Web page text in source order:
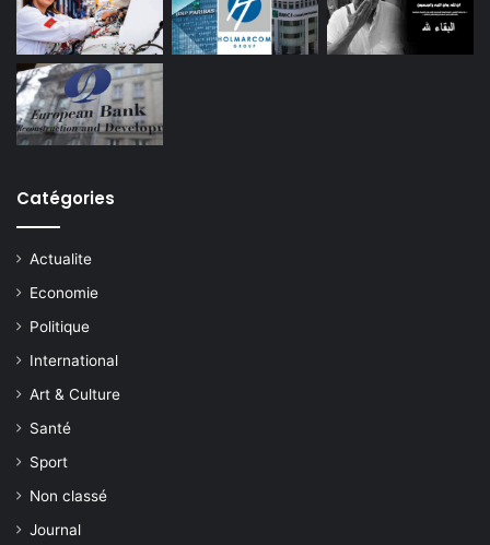
Catégories
Actualite
Economie
Politique
International
Art & Culture
Santé
Sport
Non classé
Journal